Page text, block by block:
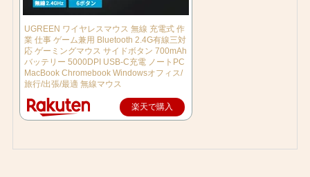
UGREEN ワイヤレスマウス 無線 充電式 作
業 仕事 ゲーム兼用 Bluetooth 2.4G有線三対
応 ゲーミングマウス サイドボタン 700mAh
バッテリー 5000DPI USB-C充電 ノートPC
MacBook Chromebook Windowsオフィス/
旅行/出張/最適 無線マウス
楽天で購入